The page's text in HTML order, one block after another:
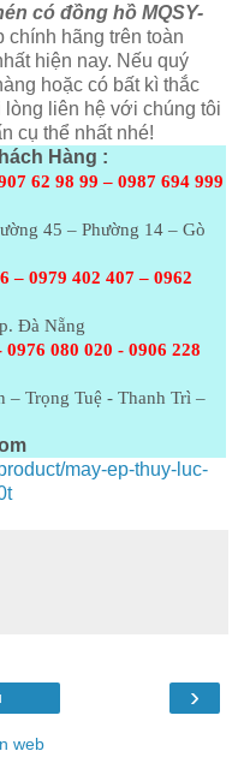
có đồng hồ MQSY-
chính hãng trên toàn
hiện nay. Nếu quý
hoặc có bất kì thắc
liên hệ với chúng tôi
cụ thể nhất nhé!
Hàng :
62 98 99 – 0987 694 999
45 – Phường 14 – Gò
– 0979 402 407 – 0962
Đà Nẵng
0976 080 020 - 0906 228
– Trọng Tuệ - Thanh Trì –
may-ep-thuy-luc-
›
web